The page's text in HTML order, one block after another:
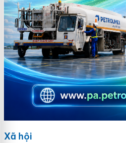
Xã hội